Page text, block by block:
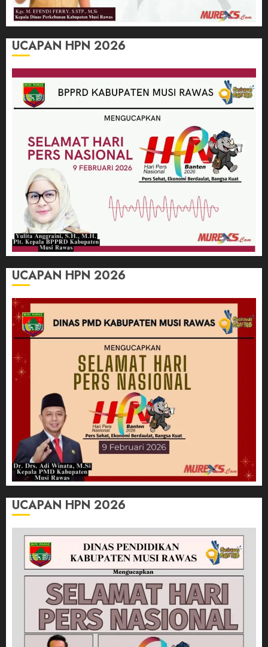
UCAPAN HPN 2026
UCAPAN HPN 2026
UCAPAN HPN 2026